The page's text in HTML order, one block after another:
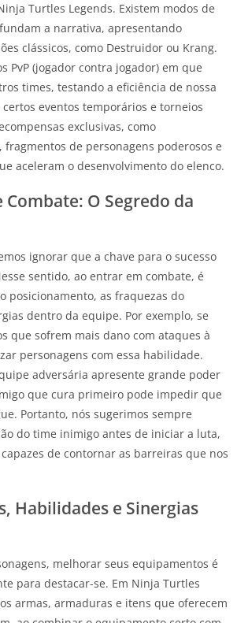
Turtles Legends. Existem modos de
a narrativa, apresentando
clássicos, como Destruidor ou Krang.
PvP (jogador contra jogador) em que
times, testando a eficiência de nossa
eventos temporários e torneios
exclusivas, como
de personagens poderosos e
aceleram o desenvolvimento do elenco.
Combate: O Segredo da
ignorar que a chave para o sucesso
sentido, ao entrar em combate, é
posicionamento, as fraquezas do
dentro da equipe. Por exemplo, se
que sofrem mais dano com ataques à
personagens com essa habilidade.
adversária apresente grande poder
que cura primeiro pode impedir que
Portanto, nós sugerimos sempre
do time inimigo antes de iniciar a luta,
de contornar as barreiras que nos
Habilidades e Sinergias
melhorar seus equipamentos é
para destacar-se. Em Ninja Turtles
armas, armaduras e itens que oferecem